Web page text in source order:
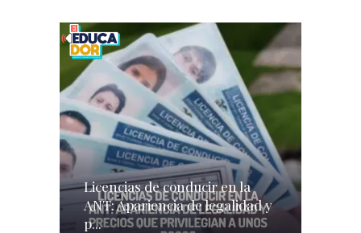
Licencias de conducir en la
ANT: Apariencia de legalidad y
p...